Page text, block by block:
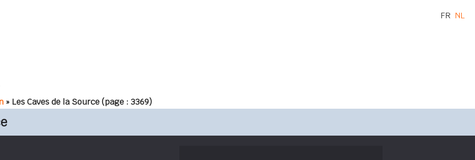
» Les Caves de la Source(page : 3369)
FR NL